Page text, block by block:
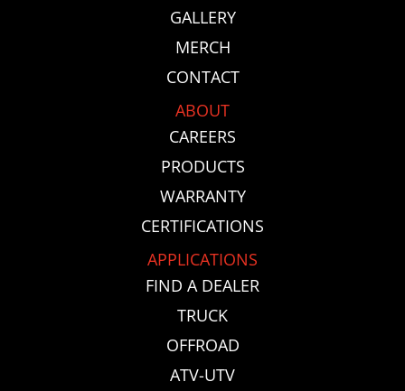
GALLERY
MERCH
CONTACT
ABOUT
CAREERS
PRODUCTS
WARRANTY
CERTIFICATIONS
APPLICATIONS
FIND A DEALER
TRUCK
OFFROAD
ATV-UTV